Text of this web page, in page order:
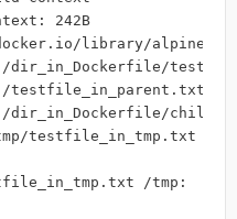
docker.io/library/
./dir_in_Dockerfile/
./
./dir_in_Dockerfile/
/tmp/
/tmp: